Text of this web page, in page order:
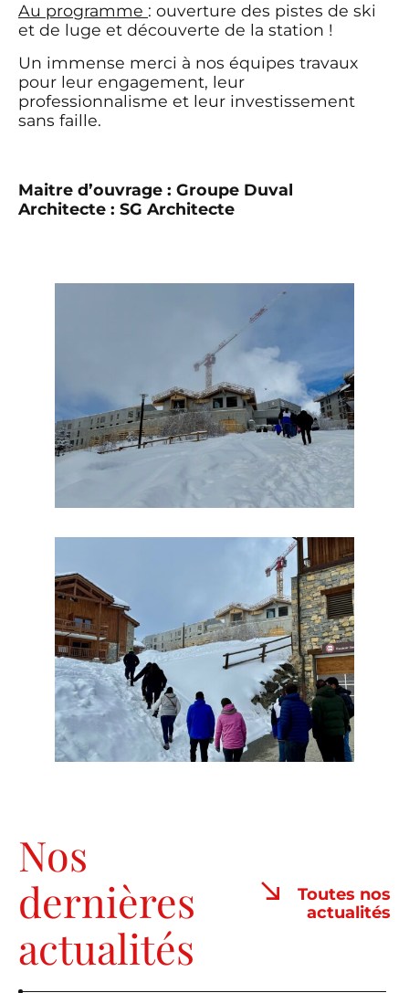
Au programme : ouverture des pistes de ski
et de luge et découverte de la station !
Un immense merci à nos équipes travaux
pour leur engagement, leur
professionnalisme et leur investissement
sans faille.
Maitre d’ouvrage : Groupe Duval
Architecte : SG Architecte
Nos
dernières
actualités
Toutes nos
actualités